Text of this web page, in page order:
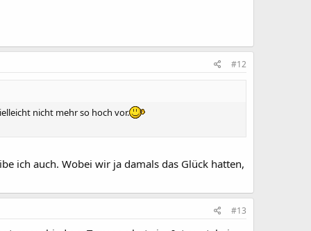
#12
nicht mehr so hoch vor.
ich auch. Wobei wir ja damals das Glück hatten,
#13